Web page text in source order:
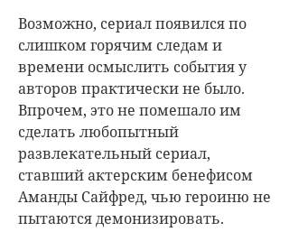
Возможно, сериал появился по
слишком горячим следам и
времени осмыслить события у
авторов практически не было.
Впрочем, это не помешало им
сделать любопытный
развлекательный сериал,
ставший актерским бенефисом
Аманды Сайфред, чью героиню не
пытаются демонизировать.